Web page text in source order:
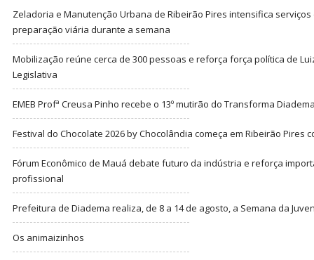
Zeladoria e Manutenção Urbana de Ribeirão Pires intensifica
preparação viária durante a semana
Mobilização reúne cerca de 300 pessoas e reforça força política de
Legislativa
EMEB Profª Creusa Pinho recebe o 13º mutirão do Transforma
Festival do Chocolate 2026 by Chocolândia começa em Ribeirão Pires
Fórum Econômico de Mauá debate futuro da indústria e reforça
profissional
Prefeitura de Diadema realiza, de 8 a 14 de agosto, a Semana da
Os animaizinhos